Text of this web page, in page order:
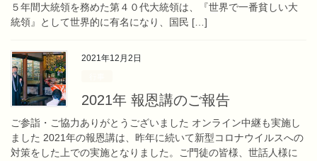
５年間大統領を務めた第４０代大統領は、『世界で一番貧しい大
統領』として世界的に有名になり、国民 […]
2021年12月2日
2021年 報恩講のご報告
ご参詣・ご協力ありがとうございました オンライン中継も実施し
ました 2021年の報恩講は、昨年に続いて新型コロナウイルスへの
対策をした上での実施となりました。ご門徒の皆様、世話人様に